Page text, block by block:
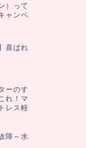
）って
ャンペ
喜ばれ
ーのす
れ！マ
レス軽
障～水